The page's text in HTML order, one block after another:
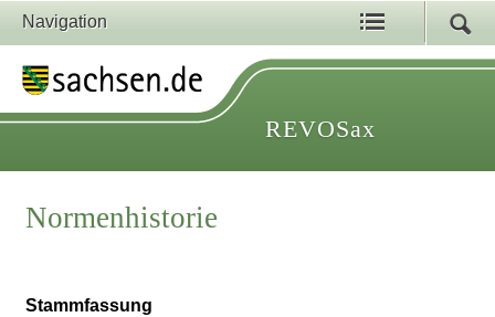
Navigation
REVOSax
Normenhistorie
Stammfassung